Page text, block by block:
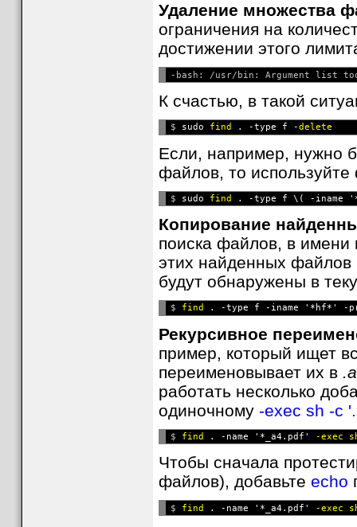
Удаление множества
ограничения на
достижении этого
К счастью, в такой
$ sudo find . -type f
Если, например, нужно
файлов, то
$ sudo find . -type f \( -iname
Копирование
поиска файлов, в имени
этих найденных
будут обнаружены в
$ find . -type f -iname '*hf*' -
Рекурсивное
пример, который ищет
переименовывает их в
работать несколько
одиночному -exec sh -c
$ find . -name '*_a4.pdf' -exec
Чтобы сначала
файлов), добавьте echo
$ find . -name '*_a4.pdf' -exec